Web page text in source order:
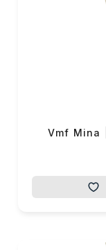
zövqünü oxşayacaq
qalacaq.Sizdə bu
əşyaları ilə öz
Vmf Mina